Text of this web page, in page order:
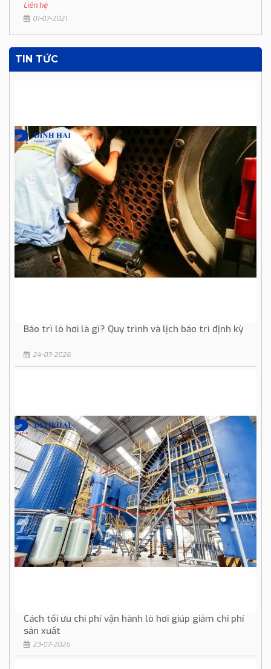
Liên hệ
01-07-2021
TIN TỨC
Bảo trì lò hơi là gì? Quy trình và lịch bảo trì định kỳ
24-07-2026
Cách tối ưu chi phí vận hành lò hơi giúp giảm chi phí
sản xuất
23-07-2026